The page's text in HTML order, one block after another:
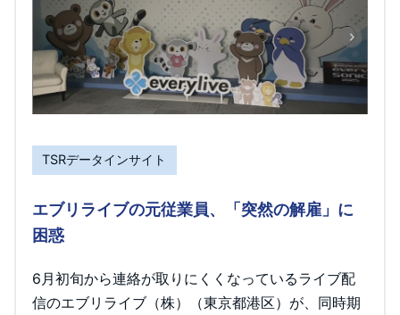
TSRデータインサイト
エブリライブの元従業員、「突然の解雇」に
困惑
6月初旬から連絡が取りにくくなっているライブ配
信のエブリライブ（株）（東京都港区）が、同時期